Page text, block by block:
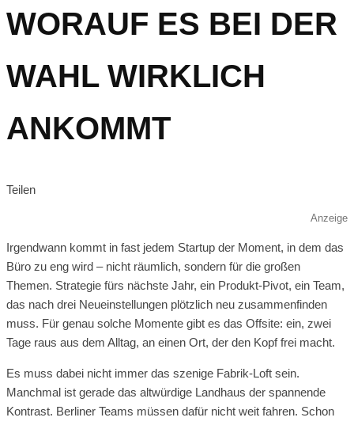
WORAUF ES BEI DER
WAHL WIRKLICH
ANKOMMT
Teilen
Anzeige
Irgendwann kommt in fast jedem Startup der Moment, in dem das
Büro zu eng wird – nicht räumlich, sondern für die großen
Themen. Strategie fürs nächste Jahr, ein Produkt-Pivot, ein Team,
das nach drei Neueinstellungen plötzlich neu zusammenfinden
muss. Für genau solche Momente gibt es das Offsite: ein, zwei
Tage raus aus dem Alltag, an einen Ort, der den Kopf frei macht.
Es muss dabei nicht immer das szenige Fabrik-Loft sein.
Manchmal ist gerade das altwürdige Landhaus der spannende
Kontrast. Berliner Teams müssen dafür nicht weit fahren. Schon